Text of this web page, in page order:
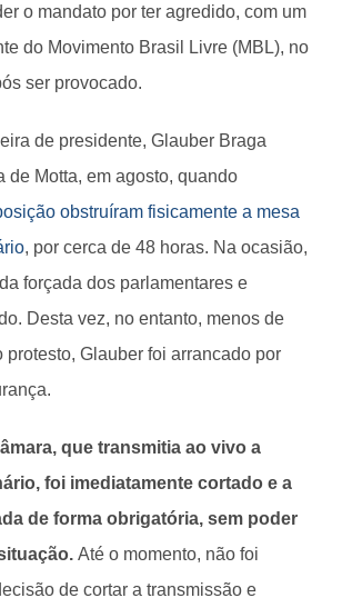
o mandato por ter agredido, com um
do Movimento Brasil Livre (MBL), no
ser provocado.
de presidente, Glauber Braga
de Motta, em agosto, quando
obstruíram fisicamente a mesa
, por cerca de 48 horas. Na ocasião,
forçada dos parlamentares e
Desta vez, no entanto, menos de
protesto, Glauber foi arrancado por
que transmitia ao vivo a
foi imediatamente cortado e a
de forma obrigatória, sem poder
Até o momento, não foi
de cortar a transmissão e